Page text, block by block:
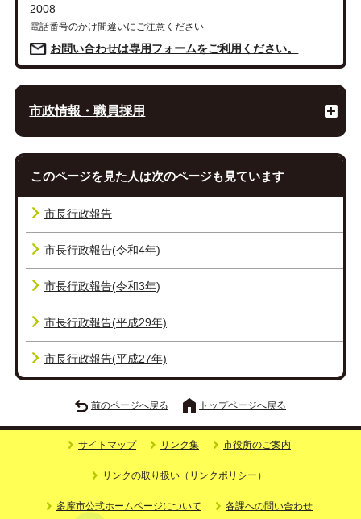
2008
電話番号のかけ間違いにご注意ください
お問い合わせは専用フォームをご利用ください。
市政情報・職員採用
このページを見た人は次のページも見ています
市長行政報告
市長行政報告(令和4年)
市長行政報告(令和3年)
市長行政報告(平成29年)
市長行政報告(平成27年)
前のページへ戻る トップページへ戻る
サイトマップ リンク集 市役所のご案内
リンクの取り扱い（リンクポリシー）
多摩市公式ホームページについて 各課への問い合わせ